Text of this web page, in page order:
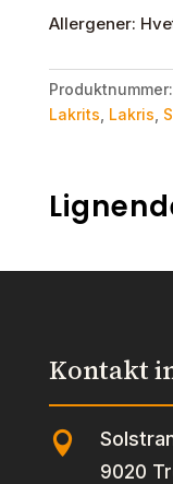
Allergener:
Produktnummer:
Lakrits Lakris
Kontakt

9020